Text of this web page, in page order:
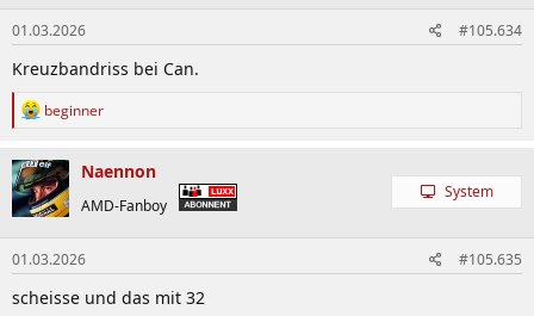
n
e
n
:
01.03.2026 #105.634
Kreuzbandriss bei Can.
R
k
t
i
o
n
e
n
:
beginner
Naennon
AMD-Fanboy
System
01.03.2026 #105.635
scheisse und das mit 32